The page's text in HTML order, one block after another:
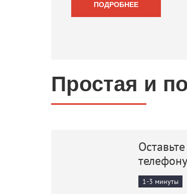
Простая и
1-3 минуты
ПОДРОБНЕЕ